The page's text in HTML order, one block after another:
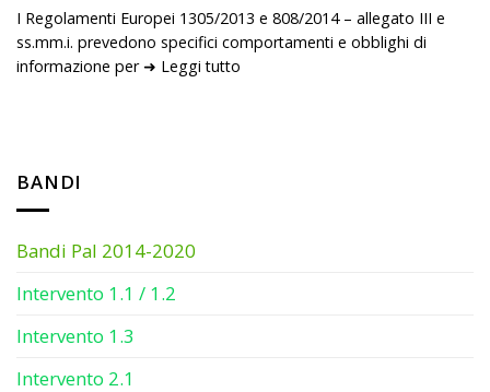
BANDI
Bandi Pal 2014-2020
Intervento 1.1 / 1.2
Intervento 1.3
Intervento 2.1
I Regolamenti Europei 1305/2013 e 808/2014 – allegato III e
ss.mm.i. prevedono specifici comportamenti e obblighi di
informazione per ➜ Leggi tutto